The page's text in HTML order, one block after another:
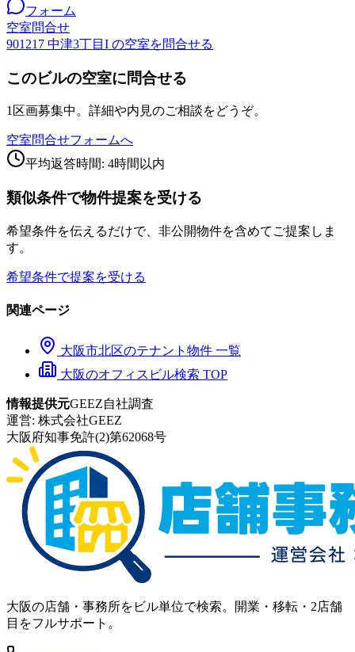
フォーム
空室問合せ
901217 中津3丁目I の空室を問合せる
このビルの空室に問合せる
1区画募集中。詳細や内見のご相談をどうぞ。
空室問合せフォームへ
平均返答時間: 4時間以内
類似条件で物件提案を受ける
希望条件を伝えるだけで、非公開物件を含めてご提案しま
す。
希望条件で提案を受ける
関連ページ
大阪市北区のテナント物件 一覧
大阪のオフィスビル検索 TOP
情報提供元GEEZ自社調査
運営: 株式会社GEEZ
大阪府知事免許(2)第62068号
大阪の店舗・事務所をビル単位で検索。開業・移転・2店舗
目をフルサポート。